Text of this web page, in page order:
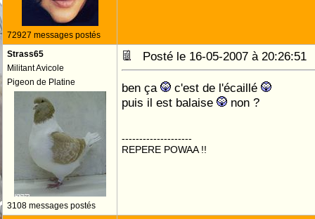
72927 messages postés
Strass65
Militant Avicole
Pigeon de Platine
3108 messages postés
Posté le 16-05-2007 à
ben ça
c'est de l'écaillé
puis il est balaise
non ?
--------------------
REPERE POWAA !!